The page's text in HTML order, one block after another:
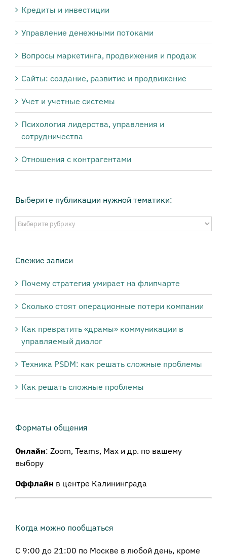
Кредиты и инвестиции
Управление денежными потоками
Вопросы маркетинга, продвижения и продаж
Сайты: создание, развитие и продвижение
Учет и учетные системы
Психология лидерства, управления и
сотрудничества
Отношения с контрагентами
Выберите публикации нужной тематики:
Выберите
публикации
тематики:
Свежие записи
Почему стратегия умирает на флипчарте
Сколько стоят операционные потери компании
Как превратить «драмы» коммуникации в
управляемый диалог
Техника PSDM: как решать сложные проблемы
Как решать сложные проблемы
Форматы общения
Онлайн: Zoom, Teams, Max и др. по вашему
выбору
Оффлайн в центре Калининграда
Когда можно пообщаться
С 9:00 до 21:00 по Москве в любой день, кроме